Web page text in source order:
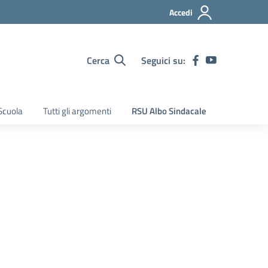
Accedi
Cerca Seguici su:
Tutti gli argomenti RSU Albo Sindacale